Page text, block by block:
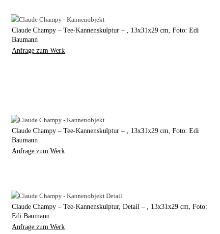
Claude Champy – Tee-Kannenskulptur – , 13x31x29 cm, Foto: Edi
Baumann
Anfrage zum Werk
Claude Champy – Tee-Kannenskulptur – , 13x31x29 cm, Foto: Edi
Baumann
Anfrage zum Werk
Claude Champy – Tee-Kannenskulptur, Detail – , 13x31x29 cm, Foto:
Edi Baumann
Anfrage zum Werk